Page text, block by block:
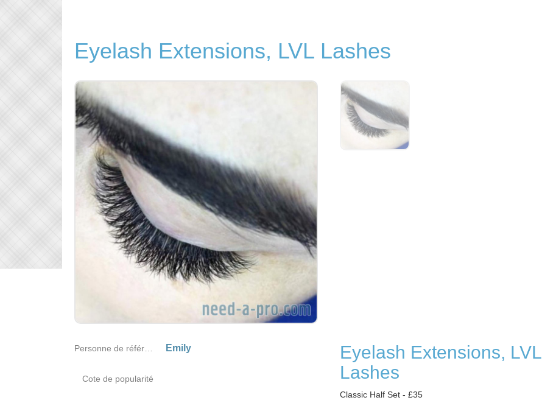
Eyelash Extensions, LVL Lashes
Eyelash Extensions, LVL
Lashes
Classic Half Set - £35
Emily
Cote de popularité